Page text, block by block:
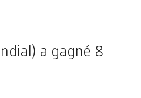
a gagné 8